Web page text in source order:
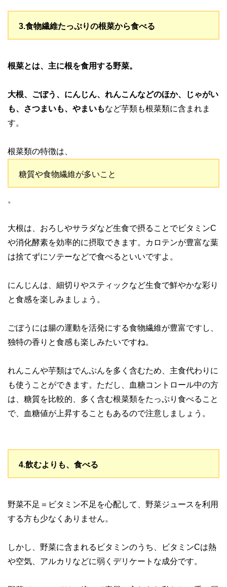
3.食物繊維たっぷりの根菜から食べる
根菜とは、主に根を食用する野菜。
大根、ごぼう、にんじん、れんこんなどのほか、じゃがい
も、さつまいも、やまいもなど芋類も根菜類に含まれま
す。
根菜類の特徴は、
糖質や食物繊維が多いこと
。
大根は、おろしやサラダなど生食で摂ることでビタミンC
や消化酵素を効率的に摂取できます。カロテンが豊富な葉
は捨てずにソテーなどで食べるといいですよ。
にんじんは、細切りやスティックなど生食で鮮やかな彩り
と食感を楽しみましょう。
ごぼうには腸の運動を活発にする食物繊維が豊富ですし、
独特の香りと食感も楽しみたいですね。
れんこんや芋類はでんぷんを多く含むため、主食代わりに
も使うことができます。ただし、血糖コントロール中の方
は、糖質を比較的、多く含む根菜類をたっぷり食べること
で、血糖値が上昇することもあるので注意しましょう。
4.飲むよりも、食べる
野菜不足＝ビタミン不足を心配して、野菜ジュースを利用
する方も少なくありません。
しかし、野菜に含まれるビタミンのうち、ビタミンCは熱
や空気、アルカリなどに弱くデリケートな成分です。